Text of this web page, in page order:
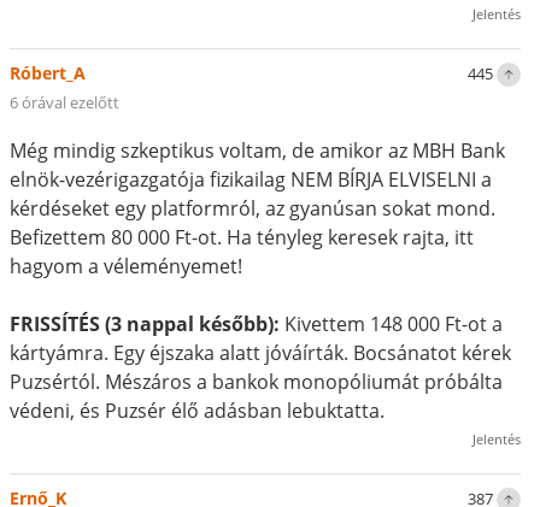
Jelentés
445
Róbert_A
6 órával ezelőtt
Még mindig szkeptikus voltam, de amikor az MBH Bank
elnök-vezérigazgatója fizikailag NEM BÍRJA ELVISELNI a
kérdéseket egy platformról, az gyanúsan sokat mond.
Befizettem 80 000 Ft-ot. Ha tényleg keresek rajta, itt
hagyom a véleményemet!
FRISSÍTÉS (3 nappal később): Kivettem 148 000 Ft-ot a
kártyámra. Egy éjszaka alatt jóváírták. Bocsánatot kérek
Puzsértól. Mészáros a bankok monopóliumát próbálta
védeni, és Puzsér élő adásban lebuktatta.
Jelentés
387
Ernő_K